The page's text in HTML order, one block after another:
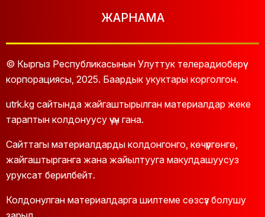
ЖАРНАМА
© Кыргыз Республикасынын Улуттук телерадиоберүү
корпорациясы, 2025. Баардык укуктары корголгон.
utrk.kg сайтында жайгаштырылган материалдар жеке
тараптын колдонуусу үчүн гана.
Сайттагы материалдарды колдонгонго, көчүргөнгө,
жайгаштырганга жана жайылтууга макулдашуусуз
уруксат берилбейт.
Колдонулган материалдарга шилтеме сөзсүз болушу